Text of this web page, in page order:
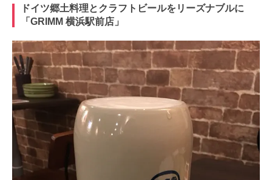
ドイツ郷土料理とクラフトビールをリーズナブルに
「GRIMM 横浜駅前店」